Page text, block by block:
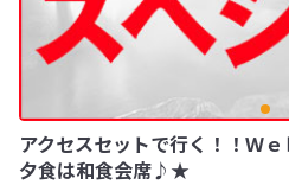
アクセスセットで行く！！Ｗ
夕食は和食会席♪★